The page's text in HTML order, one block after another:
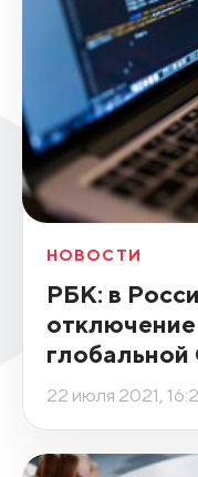
НОВОСТИ
РБК: в
глобальной
22 июля 2021,